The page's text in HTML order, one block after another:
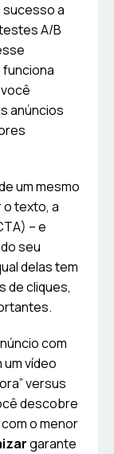
sucesso a
A/B
funciona
anúncios
um mesmo
o texto, a
– e
seu
delas tem
de cliques,
com
vídeo
versus
descobre
o menor
garante